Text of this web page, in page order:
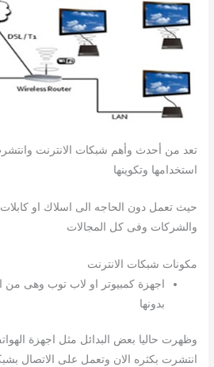
تعد من أحدث وأهم شبكات الانترنت
استخدامها وتكوينها
حيث تعمل دون الحاجه الى اسلاك او
والشركات وفى كل المجالات
مكونات شبكات الانترنت
اجهزة كمبيوتر او لاب توب وهى من
بدونها
وظهرت حاليا بعض البدائل مثل اجهزة
انتشرت بكثره الان وتعمل على الاتصال